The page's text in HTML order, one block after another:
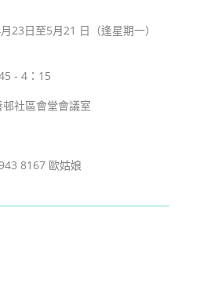
23日至5月21 日（逢星期一）
- 4：15
邨社區會堂會議室
8167 歐姑娘